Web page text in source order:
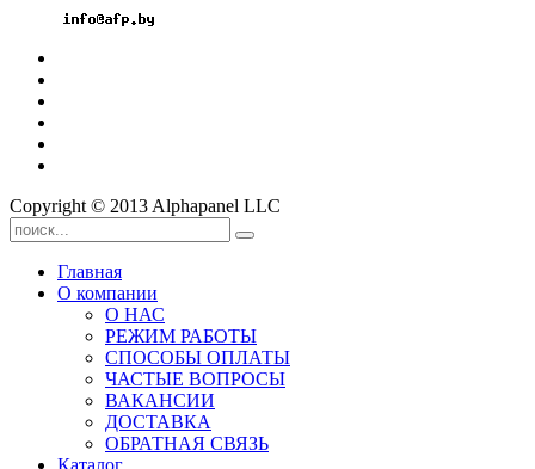
Copyright © 2013 Alphapanel LLC
Главная
О компании
О НАС
РЕЖИМ РАБОТЫ
СПОСОБЫ ОПЛАТЫ
ЧАСТЫЕ ВОПРОСЫ
ВАКАНСИИ
ДОСТАВКА
ОБРАТНАЯ СВЯЗЬ
Каталог